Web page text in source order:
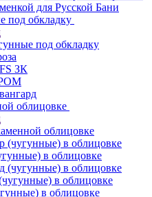
для Русской Бани
под обкладку
под обкладку
ЗК
облицовке
облицовке
(чугунные) в облицовке
в облицовке
(чугунные) в облицовке
в облицовке
в облицовке